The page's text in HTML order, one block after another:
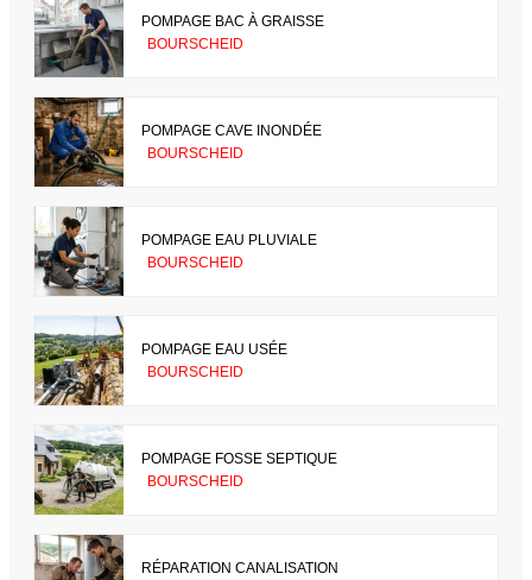
POMPAGE BAC À GRAISSE
BOURSCHEID
POMPAGE CAVE INONDÉE
BOURSCHEID
POMPAGE EAU PLUVIALE
BOURSCHEID
POMPAGE EAU USÉE
BOURSCHEID
POMPAGE FOSSE SEPTIQUE
BOURSCHEID
RÉPARATION CANALISATION